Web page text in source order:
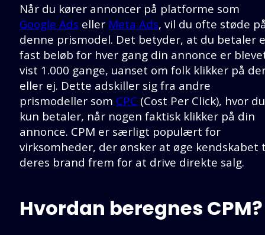
Når du kører annoncer på platforme som
Google Ads eller Meta Ads, vil du ofte støde
denne prismodel. Det betyder, at du betaler
fast beløb for hver gang din annonce er
vist 1.000 gange, uanset om folk klikker på
eller ej. Dette adskiller sig fra andre
prismodeller som CPC (Cost Per Click), hvor du
kun betaler, når nogen faktisk klikker på din
annonce. CPM er særligt populært for
virksomheder, der ønsker at øge kendskabet
deres brand frem for at drive direkte salg.
Hvordan beregnes CPM?